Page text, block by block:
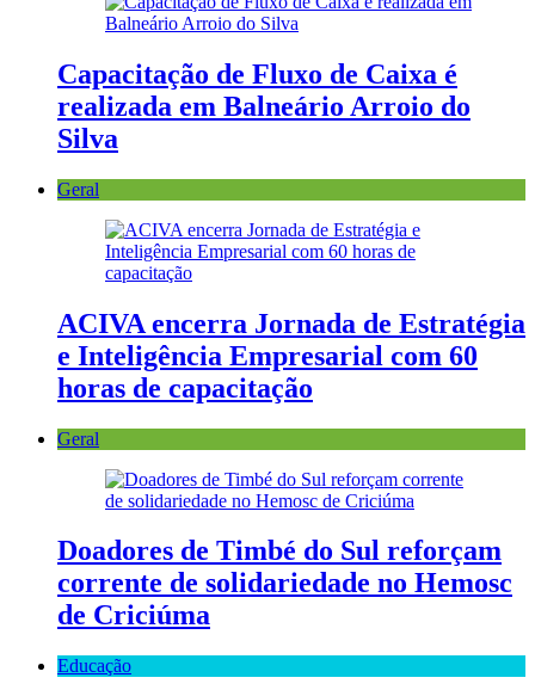
Capacitação de Fluxo de Caixa é
realizada em Balneário Arroio do
Silva
Geral
ACIVA encerra Jornada de Estratégia
e Inteligência Empresarial com 60
horas de capacitação
Geral
Doadores de Timbé do Sul reforçam
corrente de solidariedade no Hemosc
de Criciúma
Educação